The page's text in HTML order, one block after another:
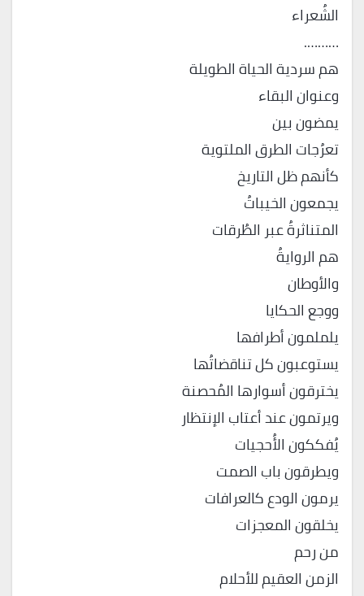
الشُعراء
……….
هم سردية الحياة الطويلة
وعنوان البقاء
يمضون بين
تعرُجات الطرق الملتوية
كأنهم ظل التاريخ
يجمعون الخيباتُ
المتناثرةُ عبر الطُرقات
هم الروايةُ
والأوطان
ووجع الحكايا
يلملمون أطرافها
يستوعبون كل تناقضاتُها
يخترقون أسوارها المُحصنة
ويرتمون عند أعتاب الإنتظار
يُفككون الأُحجيات
ويطرقون باب الصمت
يرمون الودع كالعرافات
يخلقون المعجزات
من رحم
الزمن العقيم للأحلام